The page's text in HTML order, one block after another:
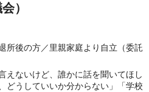
）
所後の方／里親家庭より自立（委託
えないけど、誰かに話を聞いてほし
どうしていいか分からない」「学校